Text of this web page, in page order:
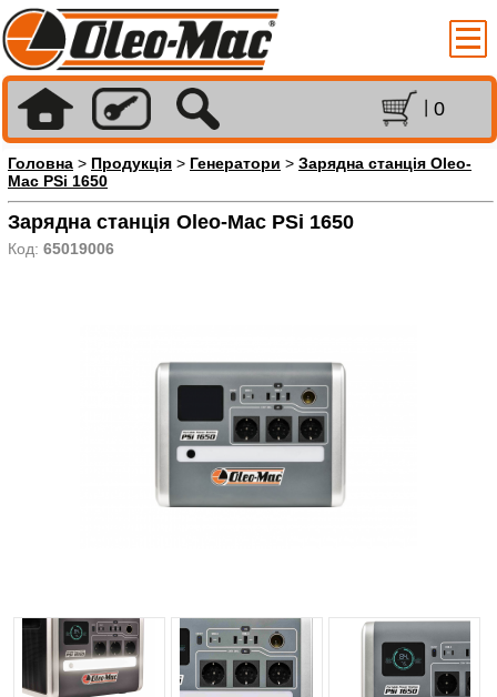
0
Головна > Продукція > Генератори > Зарядна станція Oleo-
Mac PSi 1650
Зарядна станція Oleo-Mac PSi 1650
Код: 65019006